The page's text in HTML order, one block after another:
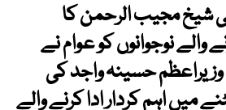
شیخ مجیب الرحمن کا
نوجوانوں کو عوام نے
وزیراعظم حسینہ واجد کی
میں اہم کردار ادا کرنے والے